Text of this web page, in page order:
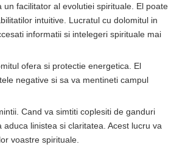
facilitator al evolutiei spirituale. El poate
intuitive. Lucratul cu dolomitul in
informatii si intelegeri spirituale mai
ofera si protectie energetica. El
negative si sa va mentineti campul
Cand va simtiti coplesiti de ganduri
linistea si claritatea. Acest lucru va
voastre spirituale.